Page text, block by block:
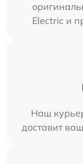
Electric и
Наш
доставит